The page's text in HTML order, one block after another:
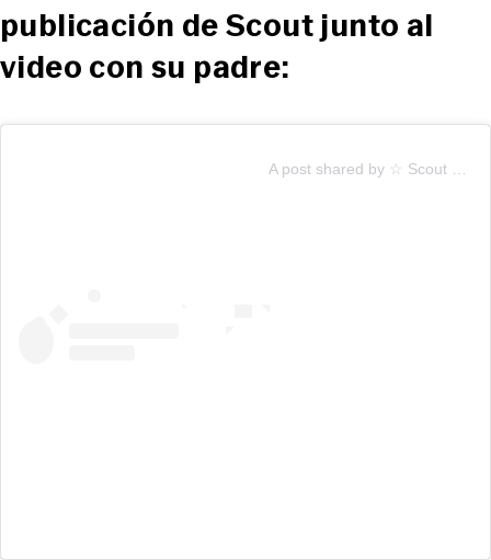
publicación de Scout junto al
video con su padre: